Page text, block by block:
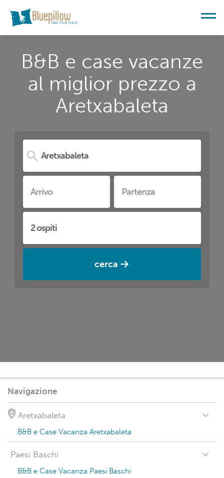
B&B e case vacanze
al miglior prezzo a
Aretxabaleta
cerca
Navigazione
Aretxabaleta
B&B e Case Vacanza Aretxabaleta
Paesi Baschi
B&B e Case Vacanza Paesi Baschi